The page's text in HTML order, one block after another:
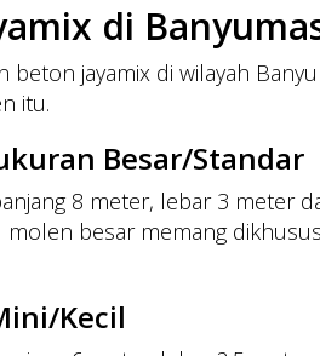
di
beton jayamix di wilayah
itu.
Besar/Standar
8 meter, lebar 3 meter
besar memang
Kecil